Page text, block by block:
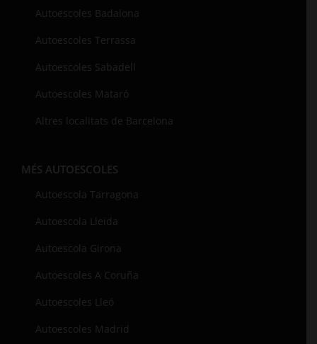
Autoescoles Badalona
Autoescoles Terrassa
Autoescoles Sabadell
Autoescoles Mataró
Altres localitats de Barcelona
MÉS AUTOESCOLES
Autoescola Tarragona
Autoescola Lleida
Autoescola Girona
Autoescoles A Coruña
Autoescoles Lleó
Autoescoles Madrid